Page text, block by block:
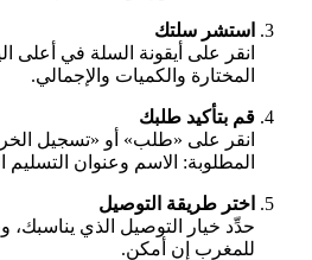
استشر سلتك
انقر على أيقونة السلة في أعلى
المختارة والكميات والإجمالي.
قم بتأكيد طلبك
انقر على «طلب» أو «تسجيل
المطلوبة: الاسم وعنوان
اختر طريقة التوصيل
للمغرب إن أمكن.